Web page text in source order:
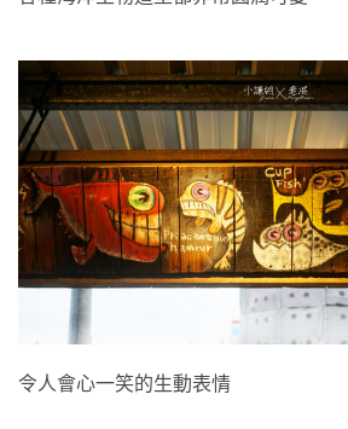
令人會心一笑的生動表情